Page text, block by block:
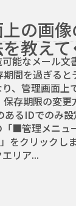
の画
教え
能なメール文
期間を過ぎる
、管理画面上
保存期限の変
るIDでのみ設
■管理メニュ
をクリックし
リア...